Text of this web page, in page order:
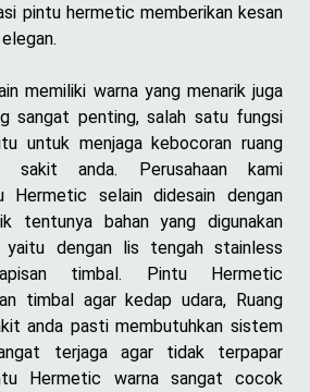
pintu hermetic memberikan kesan
memiliki warna yang menarik juga
sangat penting, salah satu fungsi
untuk menjaga kebocoran ruang
sakit anda. Perusahaan kami
Hermetic selain didesain dengan
tentunya bahan yang digunakan
yaitu dengan lis tengah stainless
timbal. Pintu Hermetic
timbal agar kedap udara, Ruang
anda pasti membutuhkan sistem
terjaga agar tidak terpapar
Hermetic warna sangat cocok